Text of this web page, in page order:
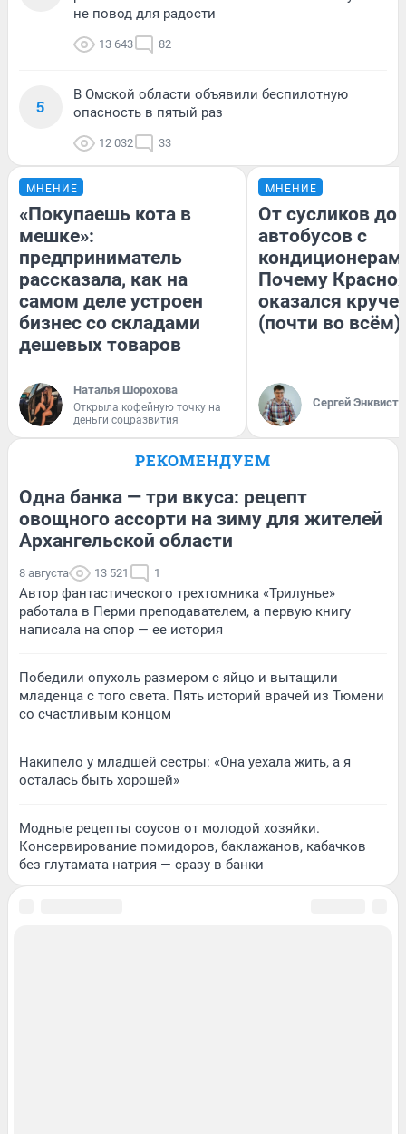
не повод для радости
13 643 82
5
В Омской области объявили беспилотную
опасность в пятый раз
12 032 33
МНЕНИЕ
«Покупаешь кота в
мешке»:
предприниматель
рассказала, как на
самом деле устроен
бизнес со складами
дешевых товаров
Наталья Шорохова
Открыла кофейную точку на
деньги соцразвития
МНЕНИЕ
От сусликов до
автобусов с
Почему
оказался
(почти во всём)
Сергей Энквист
РЕКОМЕНДУЕМ
Одна банка — три вкуса: рецепт
овощного ассорти на зиму для жителей
Архангельской области
8 августа 13 521 1
Автор фантастического трехтомника «Трилунье»
работала в Перми преподавателем, а первую книгу
написала на спор — ее история
Победили опухоль размером с яйцо и вытащили
младенца с того света. Пять историй врачей из Тюмени
со счастливым концом
Накипело у младшей сестры: «Она уехала жить, а я
осталась быть хорошей»
Модные рецепты соусов от молодой хозяйки.
Консервирование помидоров, баклажанов, кабачков
без глутамата натрия — сразу в банки